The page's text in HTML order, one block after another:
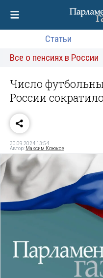
Статьи
Все о пенсиях в России
Число
России
30.09.2024 13:54
Автор: Максим Крюков